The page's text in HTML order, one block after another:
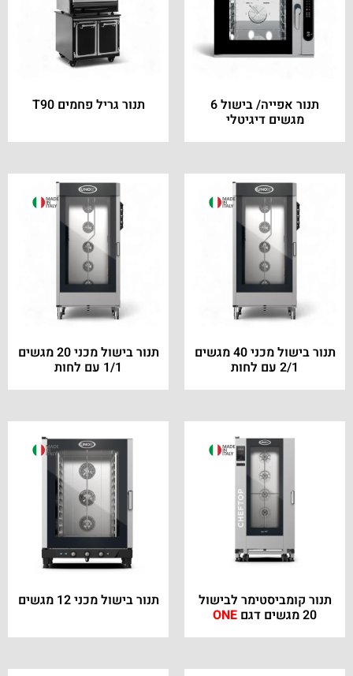
תנור אפייה/ בישול 6
מגשים דיגיטלי
תנור גריל פחמים T90
תנור בישול מכני 40 מגשים
2/1 עם לחות
תנור בישול מכני 20 מגשים
1/1 עם לחות
תנור קומביסטימר לבישול
20 מגשים דגם ONE
תנור בישול מכני 12 מגשים